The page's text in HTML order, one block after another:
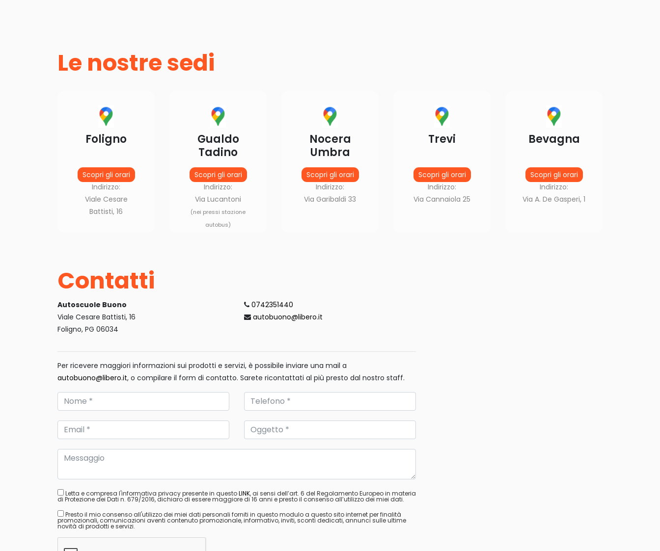
Le nostre sedi
Foligno
Scopri gli orari
Indirizzo:
Viale Cesare
Battisti, 16
Gualdo
Tadino
Scopri gli orari
Indirizzo:
Via Lucantoni
(nei pressi stazione
autobus)
Nocera
Umbra
Scopri gli orari
Indirizzo:
Via Garibaldi 33
Trevi
Scopri gli orari
Indirizzo:
Via Cannaiola 25
Bevagna
Scopri gli orari
Indirizzo:
Via A. De Gasperi, 1
Contatti
Autoscuole Buono
Viale Cesare Battisti, 16
Foligno, PG 06034
0742351440
autobuono@libero.it
Per ricevere maggiori informazioni sui prodotti e servizi, è possibile inviare una mail a
autobuono@libero.it, o compilare il form di contatto. Sarete ricontattati al più presto dal nostro staff.
Letta e compresa l'informativa privacy presente in questoLINK, ai sensi dell’art. 6 del Regolamento Europeo in materia
di Protezione dei Dati n. 679/2016, dichiaro di essere maggiore di 16 anni e presto il consenso all’utilizzo dei miei dati.
Presto il mio consenso all'utilizzo dei miei dati personali forniti in questo modulo a questo sito internet per finalità
promozionali, comunicazioni aventi contenuto promozionale, informativo, inviti, sconti dedicati, annunci sulle ultime
novità di prodotti e servizi.